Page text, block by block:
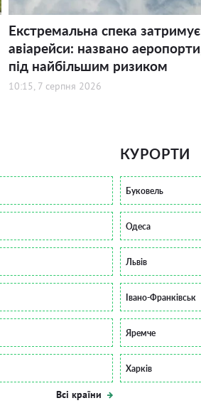
Екстремальна спека затримує
авіарейси: названо
під найбільшим ризиком
10:15, 7 серпня 2026
Всі країни
КУРОРТИ
Буковель
Одеса
Львів
Івано-Франківськ
Яремче
Харків